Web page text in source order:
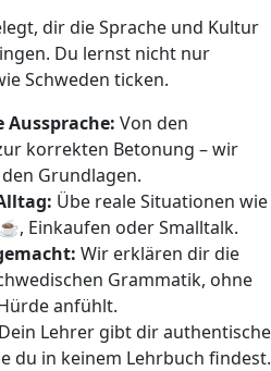
dir die Sprache und Kultur
Du lernst nicht nur
Schweden ticken.
Aussprache: Von den
korrekten Betonung – wir
Grundlagen.
Übe reale Situationen wie
Einkaufen oder Smalltalk.
Wir erklären dir die
Grammatik, ohne
anfühlt.
Dein Lehrer gibt dir authentische
du in keinem Lehrbuch findest.